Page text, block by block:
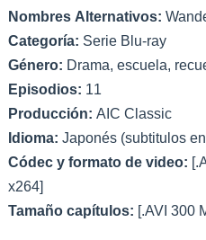
Nombres Alternativos:
Categoría: Serie Blu-ray
Género: Drama, escuela,
Episodios: 11
Producción: AIC Classic
Idioma: Japonés (subtitulos
Códec y formato de video:
x264]
Tamaño capítulos: [.AVI 300